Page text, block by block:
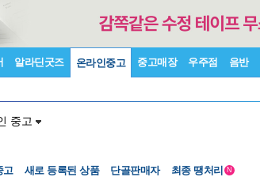
알라딘굿즈 온라인중고 중고매장 우주점 음반
중고
고 새로 등록된 상품 단골판매자 최종 땡처리 N